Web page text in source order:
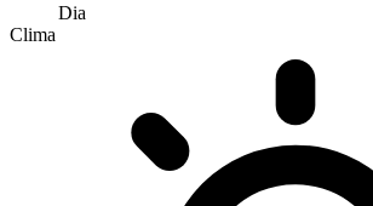
Dia
Clima